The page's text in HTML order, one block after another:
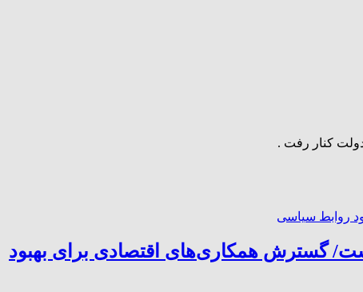
منطقه است/ گسترش همکاری‌های اقتصادی برای بهبود